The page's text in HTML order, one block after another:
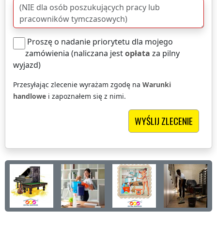
Proszę o nadanie priorytetu dla mojego
zamówienia (naliczana jestopłata za pilny
wyjazd)
Przesyłając zlecenie wyrażam zgodę na Warunki
handlowe i zapoznałem się z nimi.